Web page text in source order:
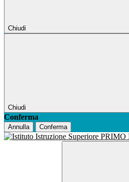
Chiudi
Chiudi
Conferma
Annulla Conferma